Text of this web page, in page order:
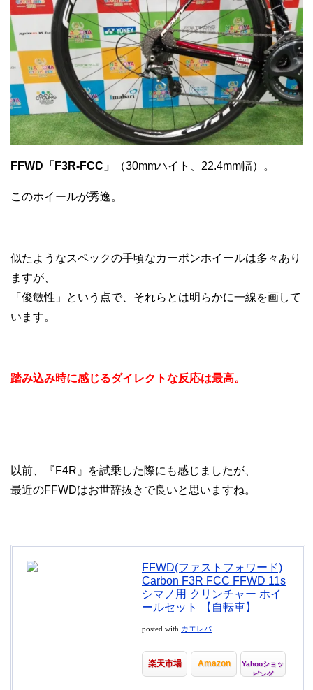
FFWD「F3R-FCC」 （30mmハイト、22.4mm幅）。
このホイールが秀逸。
似たようなスペックの手頃なカーボンホイールは多々あり
ますが、
「俊敏性」という点で、それらとは明らかに一線を画して
います。
踏み込み時に感じるダイレクトな反応は最高。
以前、『F4R』を試乗した際にも感じましたが、
最近のFFWDはお世辞抜きで良いと思いますね。
FFWD(ファストフォワード)
Carbon F3R FCC FFWD 11s
シマノ用 クリンチャー ホイ
ールセット 【自転車】
posted with カエレバ
楽天市場 Amazon
Yahooショッ
ピング